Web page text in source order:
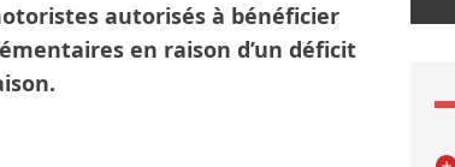
autorisés à bénéficier
en raison d’un déficit